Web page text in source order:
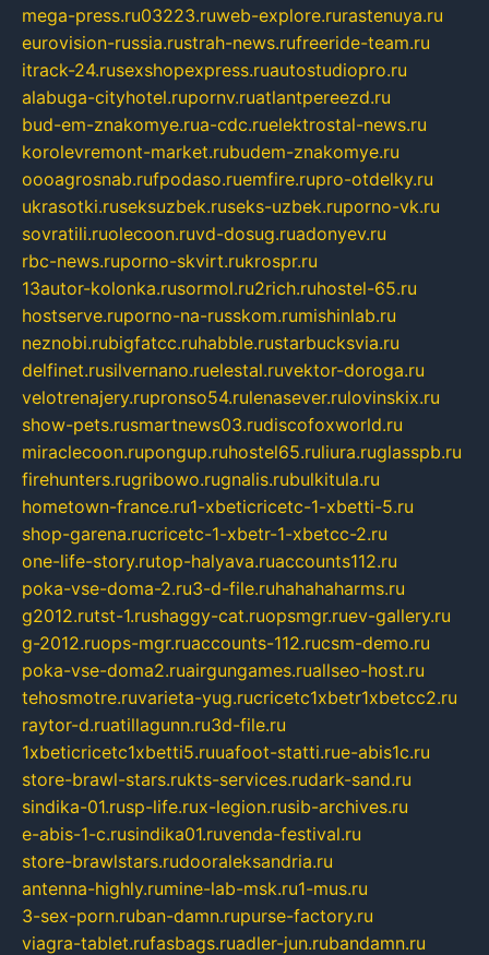
mega-press.ru03223.ruweb-explore.rurastenuya.ru
eurovision-russia.rustrah-news.rufreeride-team.ru
itrack-24.rusexshopexpress.ruautostudiopro.ru
alabuga-cityhotel.rupornv.ruatlantpereezd.ru
bud-em-znakomye.rua-cdc.ruelektrostal-news.ru
korolevremont-market.rubudem-znakomye.ru
oooagrosnab.rufpodaso.ruemfire.rupro-otdelky.ru
ukrasotki.ruseksuzbek.ruseks-uzbek.ruporno-vk.ru
sovratili.ruolecoon.ruvd-dosug.ruadonyev.ru
rbc-news.ruporno-skvirt.rukrospr.ru
13autor-kolonka.rusormol.ru2rich.ruhostel-65.ru
hostserve.ruporno-na-russkom.rumishinlab.ru
neznobi.rubigfatcc.ruhabble.rustarbucksvia.ru
delfinet.rusilvernano.ruelestal.ruvektor-doroga.ru
velotrenajery.rupronso54.rulenasever.rulovinskix.ru
show-pets.rusmartnews03.rudiscofoxworld.ru
miraclecoon.rupongup.ruhostel65.ruliura.ruglasspb.ru
firehunters.rugribowo.rugnalis.rubulkitula.ru
hometown-france.ru1-xbeticricetc-1-xbetti-5.ru
shop-garena.rucricetc-1-xbetr-1-xbetcc-2.ru
one-life-story.rutop-halyava.ruaccounts112.ru
poka-vse-doma-2.ru3-d-file.ruhahahaharms.ru
g2012.rutst-1.rushaggy-cat.ruopsmgr.ruev-gallery.ru
g-2012.ruops-mgr.ruaccounts-112.rucsm-demo.ru
poka-vse-doma2.ruairgungames.ruallseo-host.ru
tehosmotre.ruvarieta-yug.rucricetc1xbetr1xbetcc2.ru
raytor-d.ruatillagunn.ru3d-file.ru
1xbeticricetc1xbetti5.ruuafoot-statti.rue-abis1c.ru
store-brawl-stars.rukts-services.rudark-sand.ru
sindika-01.rusp-life.rux-legion.rusib-archives.ru
e-abis-1-c.rusindika01.ruvenda-festival.ru
store-brawlstars.rudooraleksandria.ru
antenna-highly.rumine-lab-msk.ru1-mus.ru
3-sex-porn.ruban-damn.rupurse-factory.ru
viagra-tablet.rufasbags.ruadler-jun.rubandamn.ru